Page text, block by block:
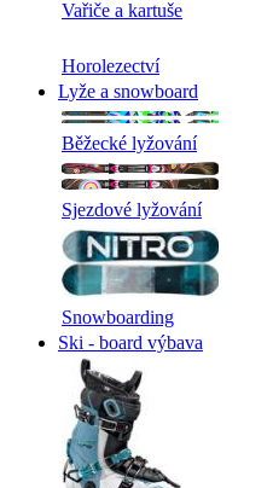
Vařiče a kartuše
Horolezectví
Lyže a snowboard
Běžecké lyžování
Sjezdové lyžování
Snowboarding
Ski - board výbava